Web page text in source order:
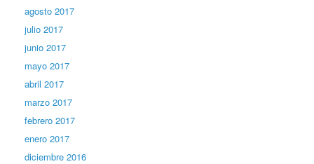
agosto 2017
julio 2017
junio 2017
mayo 2017
abril 2017
marzo 2017
febrero 2017
enero 2017
diciembre 2016